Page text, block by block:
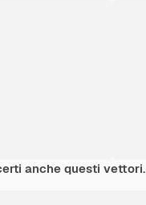
anche questi vettori.